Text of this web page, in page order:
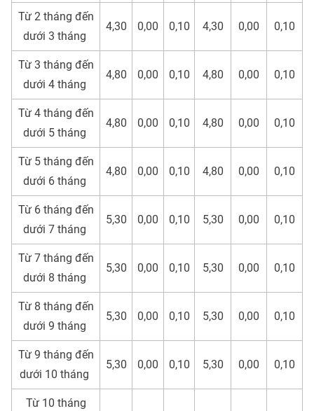
Từ 2 tháng đến
dưới 3 tháng
4,30 0,00 0,10 4,30 0,00 0,10
Từ 3 tháng đến
dưới 4 tháng
4,80 0,00 0,10 4,80 0,00 0,10
Từ 4 tháng đến
dưới 5 tháng
4,80 0,00 0,10 4,80 0,00 0,10
Từ 5 tháng đến
dưới 6 tháng
4,80 0,00 0,10 4,80 0,00 0,10
Từ 6 tháng đến
dưới 7 tháng
5,30 0,00 0,10 5,30 0,00 0,10
Từ 7 tháng đến
dưới 8 tháng
5,30 0,00 0,10 5,30 0,00 0,10
Từ 8 tháng đến
dưới 9 tháng
5,30 0,00 0,10 5,30 0,00 0,10
Từ 9 tháng đến
dưới 10 tháng
5,30 0,00 0,10 5,30 0,00 0,10
Từ 10 tháng